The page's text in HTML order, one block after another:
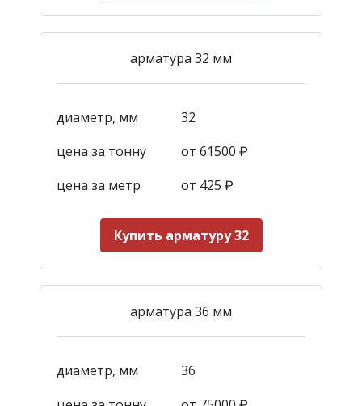
арматура 32 мм
диаметр, мм
32
цена за тонну
от 61500 ₽
цена за метр
от 425 ₽
Купить арматуру 32
арматура 36 мм
диаметр, мм
36